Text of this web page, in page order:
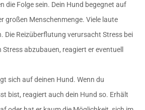
die Folge sein. Dein Hund begegnet auf
großen Menschenmenge. Viele laute
Die Reizüberflutung verursacht Stress bei
abzubauen, reagiert er eventuell
sich auf deinen Hund. Wenn du
bist, reagiert auch dein Hund so. Erhält